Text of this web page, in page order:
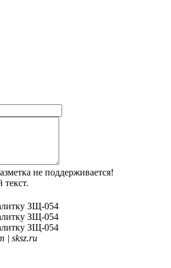
не поддерживается!
ЗЩ-054
ЗЩ-054
ЗЩ-054
| sksz.ru